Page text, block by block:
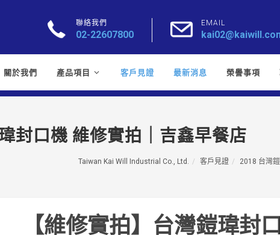
聯絡我們
02-22607800
EMAIL
關於我們 產品項目 客戶見證 最新消息 榮譽事項
封口機 維修實拍｜吉鑫早餐店
Taiwan Kai Will Industrial Co., Ltd. 客戶見證 2018 台灣
【維修實拍】台灣鎧瑋封